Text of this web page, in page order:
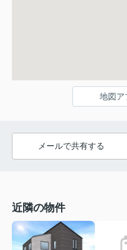
地図ア
メールで共有する
近隣の物件